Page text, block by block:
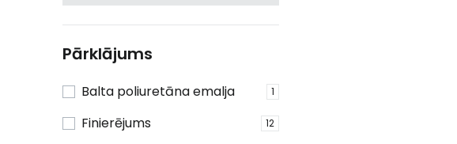
Pārklājums
Balta poliuretāna emalja 1
Finierējums 12